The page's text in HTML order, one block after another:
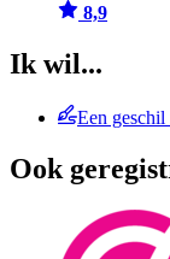
8,9
Ik wil...
Een geschil
Ook